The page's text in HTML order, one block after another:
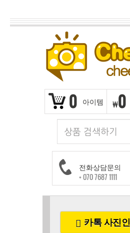
0 아이템 ₩0
전화상담문의
+ 070 7687 1111
카톡 사진